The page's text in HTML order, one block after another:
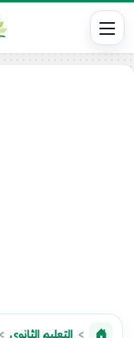
التعليم الثانوي